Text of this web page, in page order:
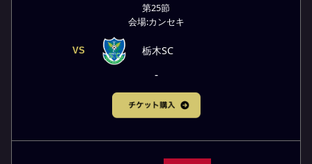
第25節
会場:カンセキ
VS 栃木SC
-